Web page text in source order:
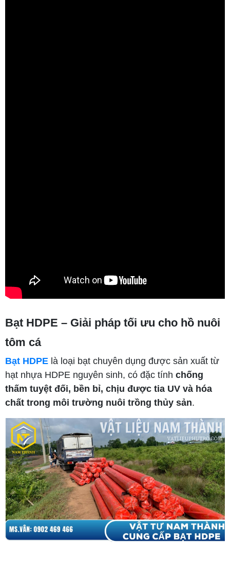
Bạt HDPE – Giải pháp tối ưu cho hồ nuôi
tôm cá
Bạt HDPE là loại bạt chuyên dụng được sản xuất từ
hạt nhựa HDPE nguyên sinh, có đặc tính chống
thấm tuyệt đối, bền bỉ, chịu được tia UV và hóa
chất trong môi trường nuôi trồng thủy sản.